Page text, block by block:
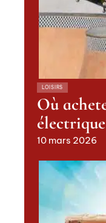
LOISIRS
Où
10 mars 2026